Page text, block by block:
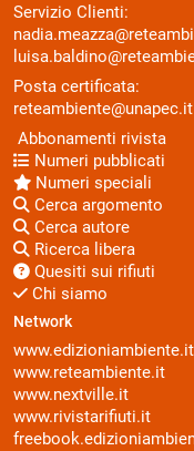
Servizio Clienti:
Posta certificata:
reteambiente@unapec.it
Abbonamenti rivista
Numeri pubblicati
Numeri speciali
Cerca argomento
Cerca autore
Ricerca libera
Quesiti sui rifiuti
Chi siamo
Network
www.edizioniambiente.it
www.reteambiente.it
www.nextville.it
www.rivistarifiuti.it